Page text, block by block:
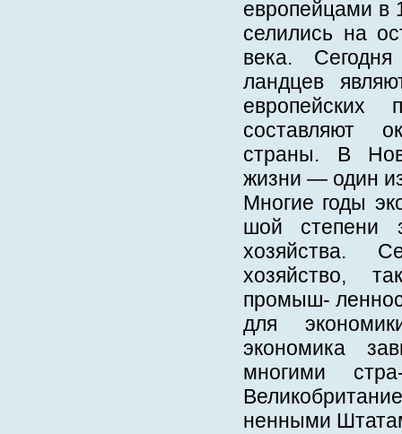
европейцами в
селились на
века.
ландцев
составляют
страны. В
жизни — один
Многие годы
шой степени
хозяйства.
хозяйство,
промыш-
для
экономика
многими
ненными